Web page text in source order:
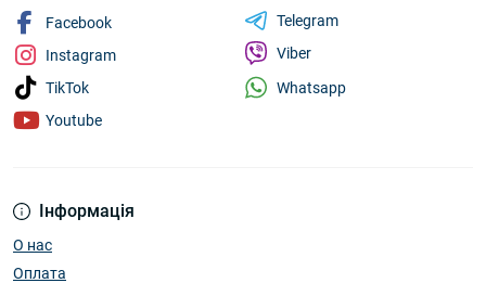
Інформація
О нас
Оплата
Facebook
Instagram
TikTok
Youtube
Telegram
Viber
Whatsapp